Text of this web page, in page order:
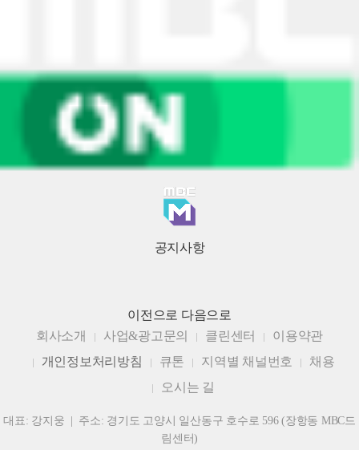
공지사항
이전으로 다음으로
회사소개
사업&광고문의 클린센터
이용약관
개인정보처리방침
큐톤 지역별 채널번호
채용
오시는 길
대표: 강지웅 | 주소: 경기도 고양시 일산동구 호수로 596 (장항동 MBC드
림센터)